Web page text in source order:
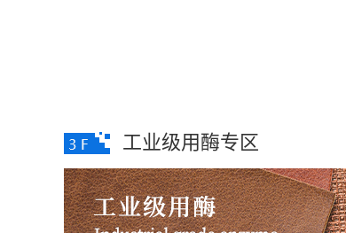
工业级用酶专区